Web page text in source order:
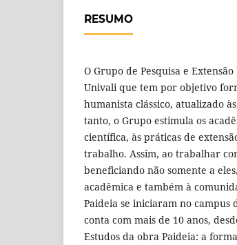
RESUMO
O Grupo de Pesquisa e
Univali que tem por objetivo
humanista clássico, atualizado
tanto, o Grupo estimula os
científica, às práticas de
trabalho. Assim, ao trabalhar
beneficiando não somente a
acadêmica e também à
Paideia se iniciaram no
conta com mais de 10 anos,
Estudos da obra Paideia: a